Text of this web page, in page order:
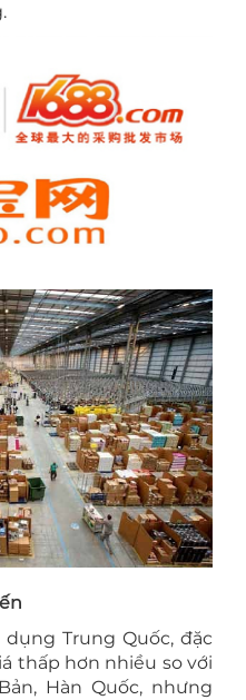
Trung Quốc, đặc
thấp hơn nhiều so với
Hàn Quốc, nhưng